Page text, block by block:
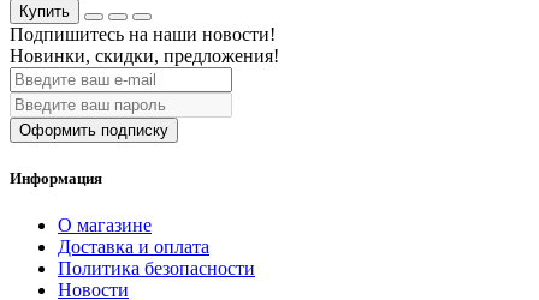
Купить
Подпишитесь на наши новости!
Новинки, скидки, предложения!
Оформить подписку
Информация
О магазине
Доставка и оплата
Политика безопасности
Новости